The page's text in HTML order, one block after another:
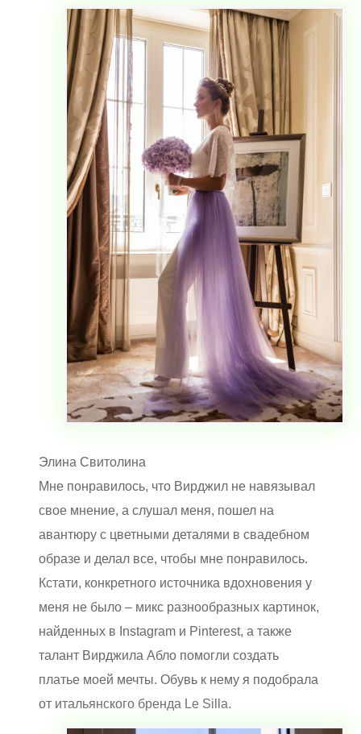
Элина Свитолина
Мне понравилось, что Вирджил не навязывал
свое мнение, а слушал меня, пошел на
авантюру с цветными деталями в свадебном
образе и делал все, чтобы мне понравилось.
Кстати, конкретного источника вдохновения у
меня не было – микс разнообразных картинок,
найденных в Instagram и Pinterest, а также
талант Вирджила Абло помогли создать
платье моей мечты. Обувь к нему я подобрала
от итальянского бренда Le Silla.